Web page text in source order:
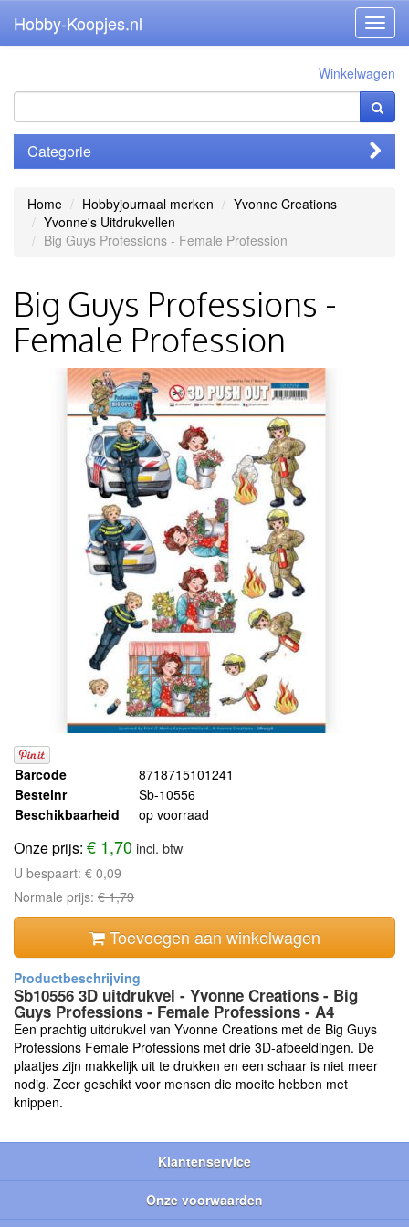
Hobby-Koopjes.nl
Winkelwagen
Categorie
Home Hobbyjournaal merken
Yvonne Creations
Yvonne's Uitdrukvellen
Big Guys Professions - Female Profession
Big Guys Professions -
Female Profession
Barcode
8718715101241
Bestelnr
Sb-10556
Beschikbaarheid
op voorraad
Onze prijs: € 1,70incl. btw
U bespaart: € 0,09
Normale prijs: € 1,79
Toevoegen aan winkelwagen
Sb10556 3D uitdrukvel - Yvonne Creations - Big
Guys Professions - Female Professions - A4
Een prachtig uitdrukvel van Yvonne Creations met de Big Guys
Professions Female Professions met drie 3D-afbeeldingen. De
plaatjes zijn makkelijk uit te drukken en een schaar is niet meer
nodig. Zeer geschikt voor mensen die moeite hebben met
knippen.
Klantenservice
Onze voorwaarden